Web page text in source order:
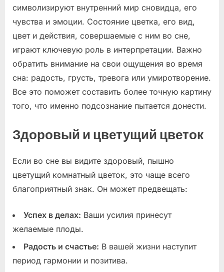
символизируют внутренний мир сновидца, его
чувства и эмоции. Состояние цветка, его вид,
цвет и действия, совершаемые с ним во сне,
играют ключевую роль в интерпретации. Важно
обратить внимание на свои ощущения во время
сна: радость, грусть, тревога или умиротворение.
Все это поможет составить более точную картину
того, что именно подсознание пытается донести.
Здоровый и цветущий цветок
Если во сне вы видите здоровый, пышно
цветущий комнатный цветок, это чаще всего
благоприятный знак. Он может предвещать:
Успех в делах: Ваши усилия принесут
желаемые плоды.
Радость и счастье: В вашей жизни наступит
период гармонии и позитива.